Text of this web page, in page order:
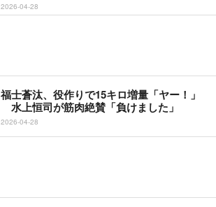
2026-04-28
福士蒼汰、役作りで15キロ増量「ヤー！」
水上恒司が筋肉絶賛「負けました」
2026-04-28